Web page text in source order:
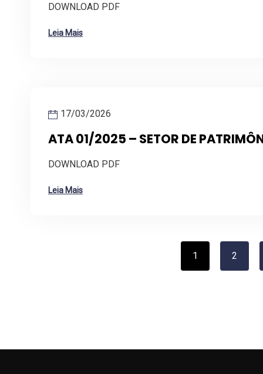
DOWNLOAD PDF
Leia Mais
17/03/2026
ATA 01/2025 – SETOR DE
DOWNLOAD PDF
Leia Mais
1 2